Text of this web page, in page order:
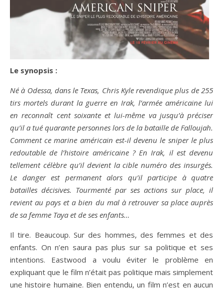
Le synopsis :
Né à Odessa, dans le Texas, Chris Kyle revendique plus de 255
tirs mortels durant la guerre en Irak, l’armée américaine lui
en reconnaît cent soixante et lui-même va jusqu’à préciser
qu’il a tué quarante personnes lors de la bataille de Falloujah.
Comment ce marine américain est-il devenu le sniper le plus
redoutable de l’histoire américaine ? En Irak, il est devenu
tellement célèbre qu’il devient la cible numéro des insurgés.
Le danger est permanent alors qu’il participe à quatre
batailles décisives. Tourmenté par ses actions sur place, il
revient au pays et a bien du mal à retrouver sa place auprès
de sa femme Taya et de ses enfants…
Il tire. Beaucoup. Sur des hommes, des femmes et des
enfants. On n’en saura pas plus sur sa politique et ses
intentions. Eastwood a voulu éviter le problème en
expliquant que le film n’était pas politique mais simplement
une histoire humaine. Bien entendu, un film n’est en aucun